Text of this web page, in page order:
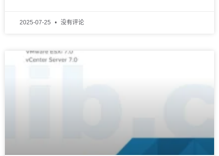
2025-07-25 没有评论